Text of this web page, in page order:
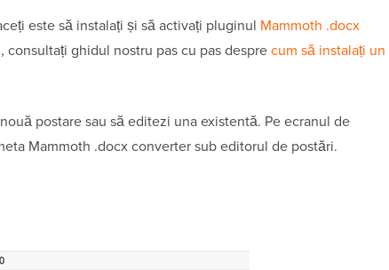
este să instalați și să activați pluginul Mammoth .docx
consultați ghidul nostru pas cu pas desprecum să instalați un
postare sau să editezi una existentă. Pe ecranul de
Mammoth .docx converter sub editorul de postări.